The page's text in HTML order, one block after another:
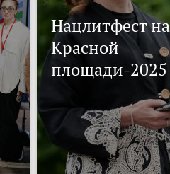
Нацлитфест на
Красной
площади-2025